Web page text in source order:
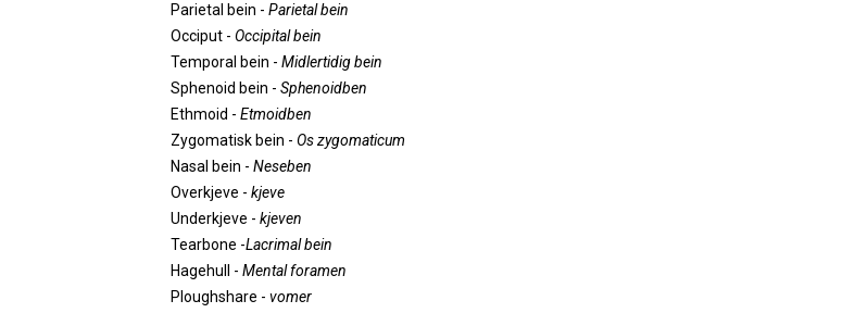
Parietal bein - Parietal bein
Occiput - Occipital bein
Temporal bein - Midlertidig bein
Sphenoid bein - Sphenoidben
Ethmoid - Etmoidben
Zygomatisk bein - Os zygomaticum
Nasal bein - Neseben
Overkjeve - kjeve
Underkjeve - kjeven
Tearbone -Lacrimal bein
Hagehull - Mental foramen
Ploughshare - vomer